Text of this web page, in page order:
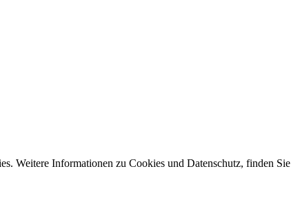
Weitere Informationen zu Cookies und Datenschutz, finden Sie